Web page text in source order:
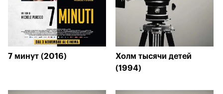
7 минут (2016)
Холм тысячи детей
(1994)